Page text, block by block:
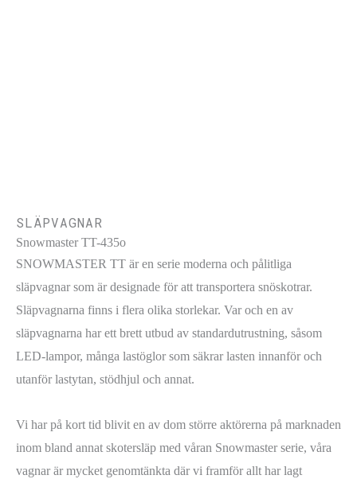
SLÄPVAGNAR
Snowmaster TT-435o
SNOWMASTER TT är en serie moderna och pålitliga
släpvagnar som är designade för att transportera snöskotrar.
Släpvagnarna finns i flera olika storlekar. Var och en av
släpvagnarna har ett brett utbud av standardutrustning, såsom
LED-lampor, många lastöglor som säkrar lasten innanför och
utanför lastytan, stödhjul och annat.
Vi har på kort tid blivit en av dom större aktörerna på marknaden
inom bland annat skotersläp med våran Snowmaster serie, våra
vagnar är mycket genomtänkta där vi framför allt har lagt